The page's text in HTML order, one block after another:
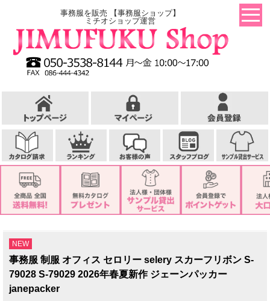
事務服を販売 【事務服ショップ】
ミチオショップ運営
NEW
事務服 制服 オフィス セロリー selery スカーフリボン S-
79028 S-79029 2026年春夏新作 ジェーンパッカー
janepacker